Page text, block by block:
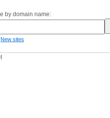
by domain name:
New sites